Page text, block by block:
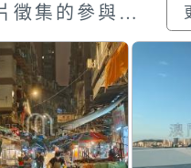
澳門回歸25載”攝影展圖片徵集的參與作品